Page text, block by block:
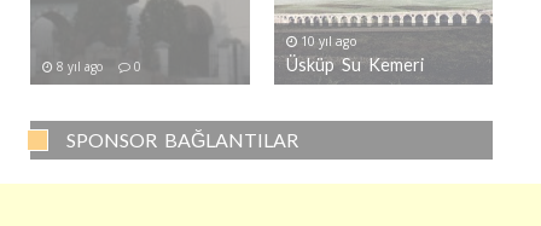
8 yıl ago 0
10 yıl ago
Üsküp Su Kemeri
SPONSOR BAĞLANTILAR